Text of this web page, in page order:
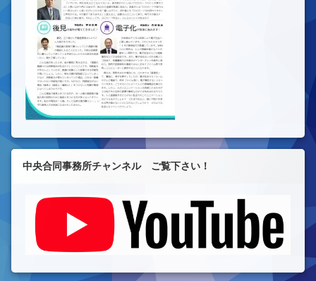
中央合同事務所チャンネル ご覧下さい！